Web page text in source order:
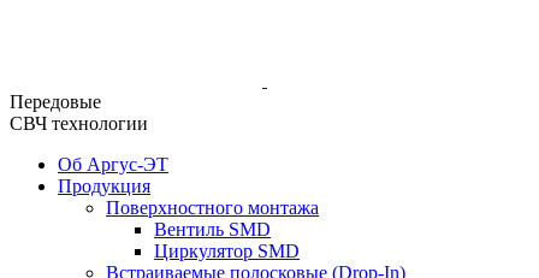
Передовые
СВЧ технологии
Об Аргус-ЭТ
Продукция
Поверхностного монтажа
Вентиль SMD
Циркулятор SMD
Встраиваемые полосковые (Drop-In)